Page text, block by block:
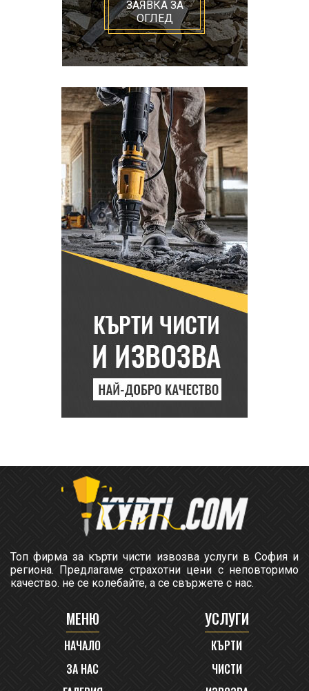
ЗАЯВКА ЗА
ОГЛЕД
Топ фирма за кърти чисти извозва услуги в София и
региона. Предлагаме страхотни цени с неповторимо
качество. не се колебайте, а се свържете с нас.
МЕНЮ
НАЧАЛО
ЗА НАС
УСЛУГИ
КЪРТИ
ЧИСТИ